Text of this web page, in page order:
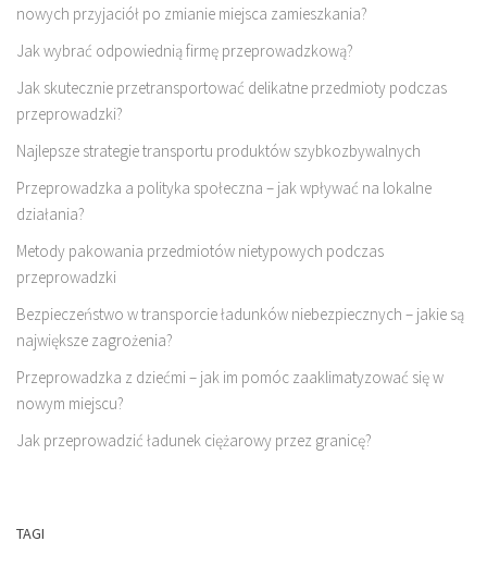
nowych przyjaciół po zmianie miejsca zamieszkania?
Jak wybrać odpowiednią firmę przeprowadzkową?
Jak skutecznie przetransportować delikatne przedmioty podczas
przeprowadzki?
Najlepsze strategie transportu produktów szybkozbywalnych
Przeprowadzka a polityka społeczna – jak wpływać na lokalne
działania?
Metody pakowania przedmiotów nietypowych podczas
przeprowadzki
Bezpieczeństwo w transporcie ładunków niebezpiecznych – jakie są
największe zagrożenia?
Przeprowadzka z dziećmi – jak im pomóc zaaklimatyzować się w
nowym miejscu?
Jak przeprowadzić ładunek ciężarowy przez granicę?
TAGI